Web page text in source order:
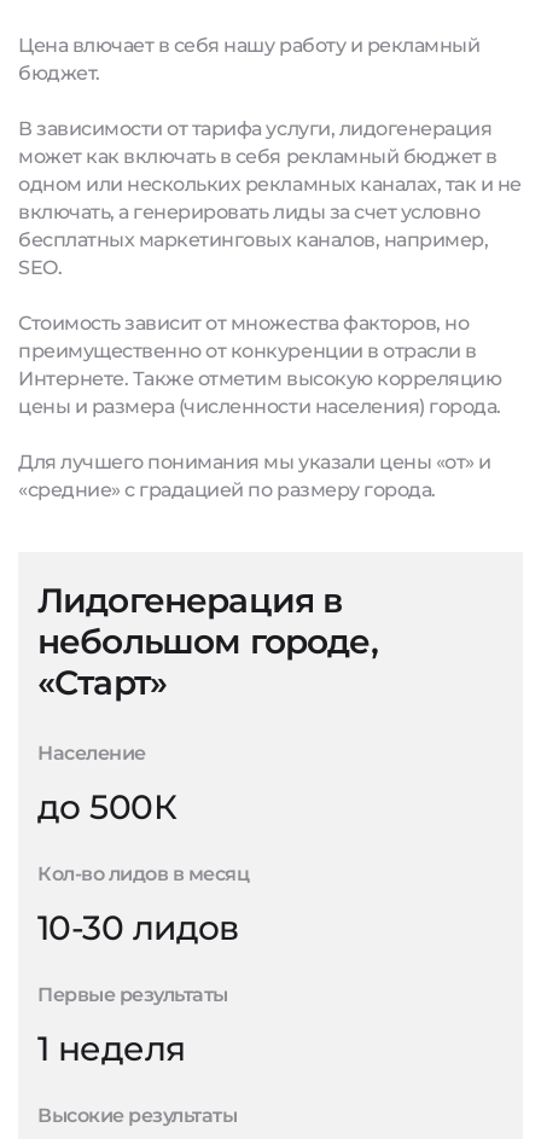
Цена влючает в себя нашу работу и рекламный
бюджет.
В зависимости от тарифа услуги, лидогенерация
может как включать в себя рекламный бюджет в
одном или нескольких рекламных каналах, так и не
включать, а генерировать лиды за счет условно
бесплатных маркетинговых каналов, например,
SEO.
Стоимость зависит от множества факторов, но
преимущественно от конкуренции в отрасли в
Интернете. Также отметим высокую корреляцию
цены и размера (численности населения) города.
Для лучшего понимания мы указали цены «от» и
«средние» с градацией по размеру города.
Лидогенерация в
небольшом городе,
«Старт»
Население
до 500К
Кол-во лидов в месяц
10-30 лидов
Первые результаты
1 неделя
Высокие результаты